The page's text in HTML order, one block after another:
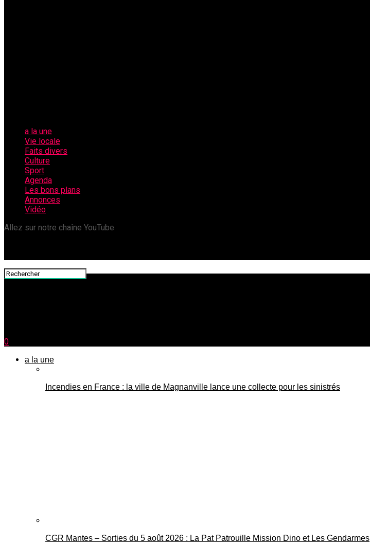
a la une
Vie locale
Faits divers
Culture
Sport
Agenda
Les bons plans
Annonces
Vidéo
Allez sur notre chaîne YouTube
0
a la une
Incendies en France : la ville de Magnanville lance une collecte pour les sinistrés
CGR Mantes – Sorties du 5 août 2026 : La Pat Patrouille Mission Dino et Les Gendarmes